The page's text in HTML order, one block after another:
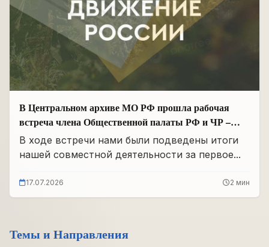
В Центральном архиве МО РФ прошла рабочая
встреча члена Общественной палаты РФ и ЧР –
Руководителя Регионального отделения «Поисковое
движение России» в ЧР Иса Сардалов с
Панковым
В ходе встречи нами были подведены итоги
нашей совместной деятельности за первое...
17.07.2026 2 мин
Темы и Направления